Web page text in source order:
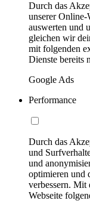
Durch das
unserer Online-
auswerten und
gleichen wir
mit folgenden
Dienste bereits
Google Ads
Performance
Durch das
und
und
optimieren und
verbessern.
Webseite